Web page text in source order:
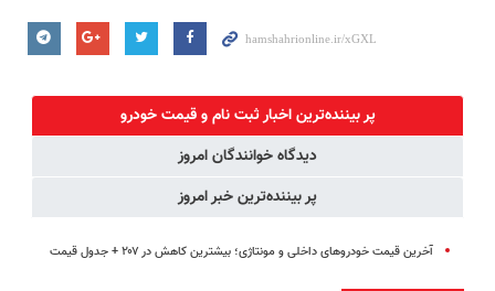
پر بیننده‌ترین اخبار ثبت نام و قیمت خودرو
دیدگاه خوانندگان امروز
پر بیننده‌ترین خبر امروز
آخرین قیمت خودروهای داخلی و مونتاژی؛‌ بیشترین کاهش در ۲۰۷ + جدول قیمت